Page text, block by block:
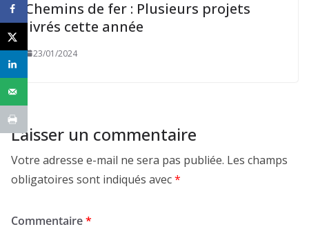
Chemins de fer : Plusieurs projets
livrés cette année
23/01/2024
Laisser un commentaire
Votre adresse e-mail ne sera pas publiée. Les champs
obligatoires sont indiqués avec*
Commentaire*